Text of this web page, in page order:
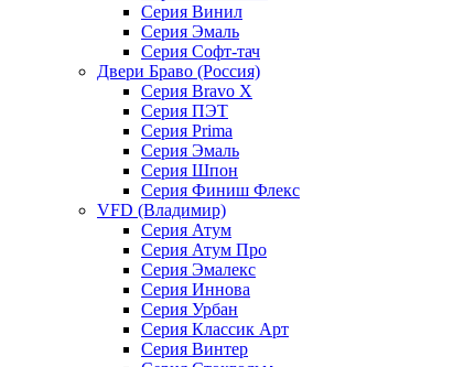
Серия Винил
Серия Эмаль
Серия Софт-тач
Двери Браво (Россия)
Серия Bravo X
Серия ПЭТ
Серия Prima
Серия Эмаль
Серия Шпон
Серия Финиш Флекс
VFD (Владимир)
Серия Атум
Серия Атум Про
Серия Эмалекс
Серия Иннова
Серия Урбан
Серия Классик Арт
Серия Винтер